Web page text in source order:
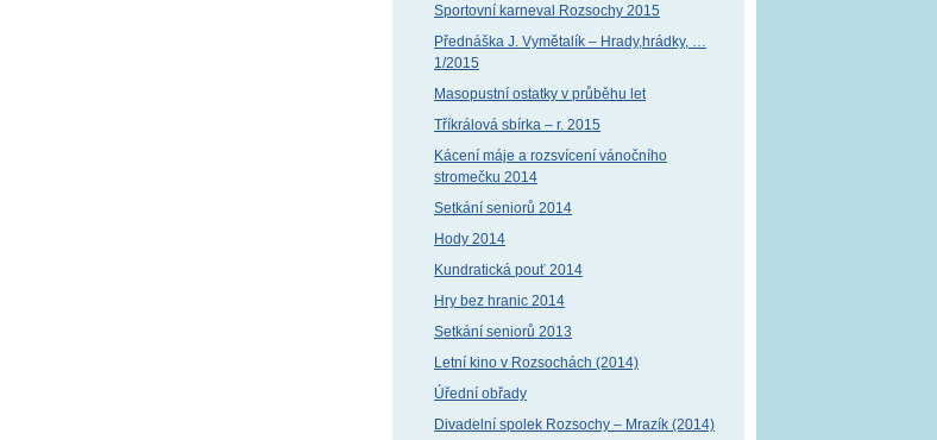
Sportovní karneval Rozsochy 2015
Přednáška J. Vymětalík – Hrady,hrádky, …
1/2015
Masopustní ostatky v průběhu let
Tříkrálová sbírka – r. 2015
Kácení máje a rozsvícení vánočního
stromečku 2014
Setkání seniorů 2014
Hody 2014
Kundratická pouť 2014
Hry bez hranic 2014
Setkání seniorů 2013
Letní kino v Rozsochách (2014)
Úřední obřady
Divadelní spolek Rozsochy – Mrazík (2014)